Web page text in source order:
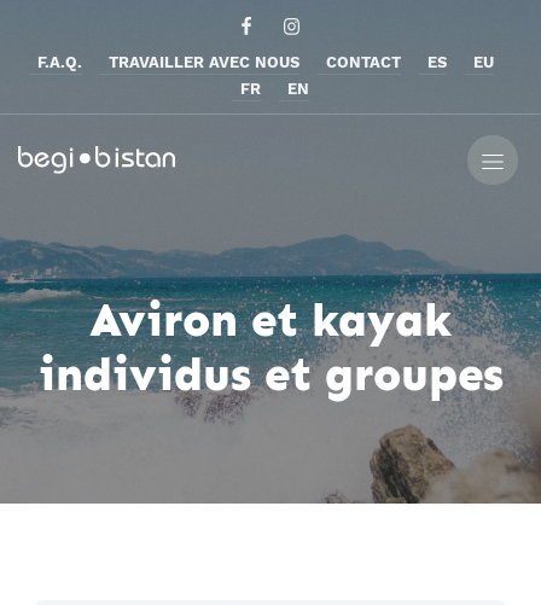
F.A.Q. TRAVAILLER AVEC NOUS CONTACT ES
EU
FR
EN
Aviron et kayak
individus et groupes